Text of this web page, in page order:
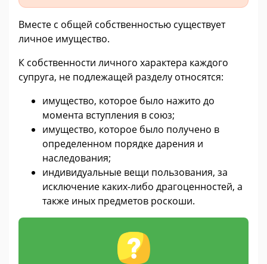
Вместе с общей собственностью существует
личное имущество.
К собственности личного характера каждого
супруга, не подлежащей разделу относятся:
имущество, которое было нажито до
момента вступления в союз;
имущество, которое было получено в
определенном порядке дарения и
наследования;
индивидуальные вещи пользования, за
исключение каких-либо драгоценностей, а
также иных предметов роскоши.